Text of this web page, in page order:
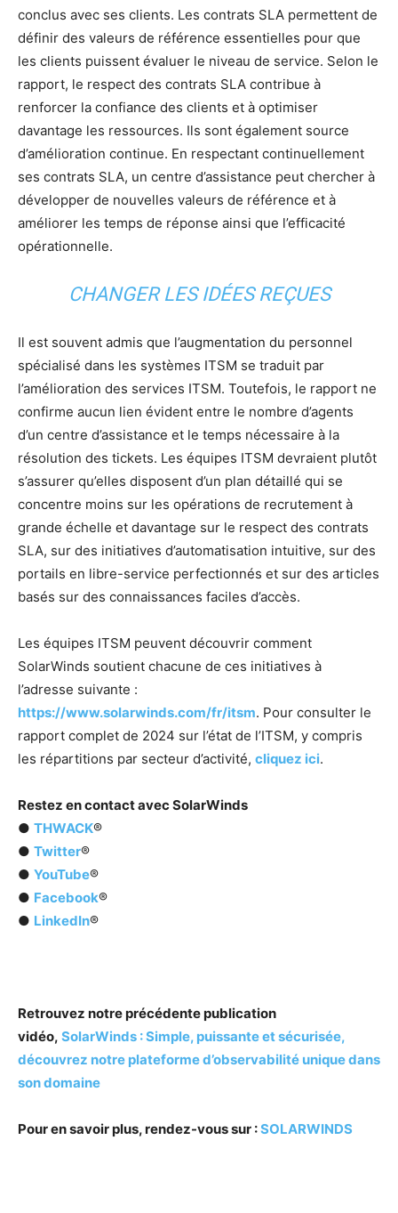
conclus avec ses clients. Les contrats SLA permettent de
définir des valeurs de référence essentielles pour que
les clients puissent évaluer le niveau de service. Selon le
rapport, le respect des contrats SLA contribue à
renforcer la confiance des clients et à optimiser
davantage les ressources. Ils sont également source
d’amélioration continue. En respectant continuellement
ses contrats SLA, un centre d’assistance peut chercher à
développer de nouvelles valeurs de référence et à
améliorer les temps de réponse ainsi que l’efficacité
opérationnelle.
CHANGER LES IDÉES REÇUES
Il est souvent admis que l’augmentation du personnel
spécialisé dans les systèmes ITSM se traduit par
l’amélioration des services ITSM. Toutefois, le rapport ne
confirme aucun lien évident entre le nombre d’agents
d’un centre d’assistance et le temps nécessaire à la
résolution des tickets. Les équipes ITSM devraient plutôt
s’assurer qu’elles disposent d’un plan détaillé qui se
concentre moins sur les opérations de recrutement à
grande échelle et davantage sur le respect des contrats
SLA, sur des initiatives d’automatisation intuitive, sur des
portails en libre-service perfectionnés et sur des articles
basés sur des connaissances faciles d’accès.
Les équipes ITSM peuvent découvrir comment
SolarWinds soutient chacune de ces initiatives à
l’adresse suivante :
https://www.solarwinds.com/fr/itsm. Pour consulter le
rapport complet de 2024 sur l’état de l’ITSM, y compris
les répartitions par secteur d’activité, cliquez ici.
Restez en contact avecSolarWinds
● THWACK®
● Twitter®
● YouTube®
● Facebook®
● LinkedIn®
Retrouvez notre précédente publication
vidéo, SolarWinds : Simple, puissante et sécurisée,
découvrez notre plateforme d’observabilité unique dans
son domaine
Pour en savoir plus, rendez-vous sur :SOLARWINDS